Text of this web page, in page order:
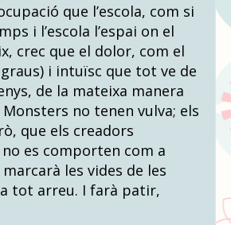
que l’escola, com si
i l’escola l’espai on el
crec que el dolor, com el
i intuïsc que tot ve de
de la mateixa manera
no tenen vulva; els
que els creadors
es comporten com a
les vides de les
a tot arreu. I farà patir,